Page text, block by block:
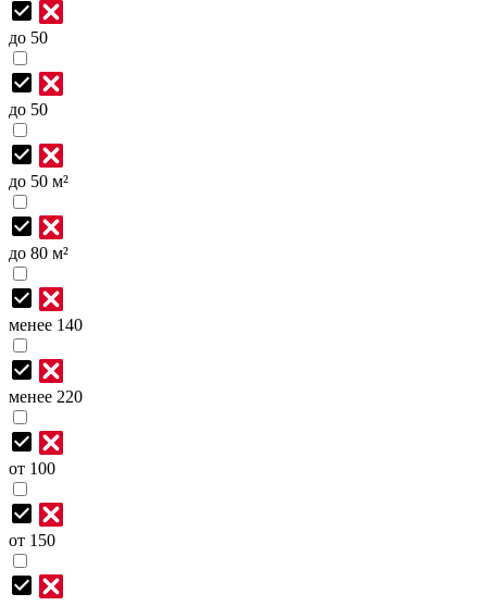
до 50
до 50
до 50 м²
до 80 м²
менее 140
менее 220
от 100
от 150